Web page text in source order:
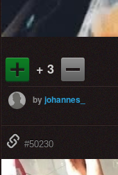
+ 3
byjohannes_
#50230